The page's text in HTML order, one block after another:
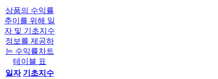
상품의 수익률
추이를 위해 일
자 및 기초지수
정보를 제공하
는 수익률차트
테이블 표
일자 기초지수